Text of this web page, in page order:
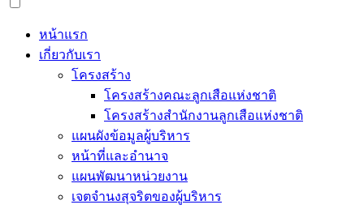
หน้าแรก
เกี่ยวกับเรา
โครงสร้าง
โครงสร้างคณะลูกเสือแห่งชาติ
โครงสร้างสำนักงานลูกเสือแห่งชาติ
แผนผังข้อมูลผู้บริหาร
หน้าที่และอำนาจ
แผนพัฒนาหน่วยงาน
เจตจำนงสุจริตของผู้บริหาร